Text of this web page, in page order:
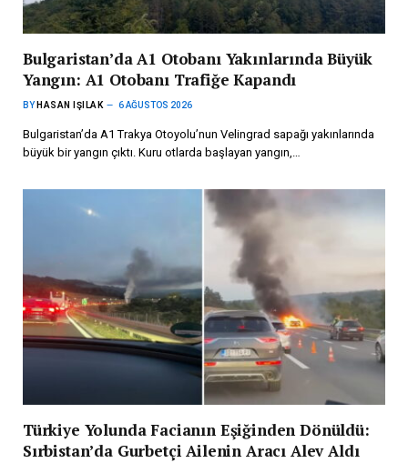
Bulgaristan’da A1 Otobanı Yakınlarında Büyük
Yangın: A1 Otobanı Trafiğe Kapandı
BY HASAN IŞILAK 6 AĞUSTOS 2026
Bulgaristan’da A1 Trakya Otoyolu’nun Velingrad sapağı yakınlarında
büyük bir yangın çıktı. Kuru otlarda başlayan yangın,…
Türkiye Yolunda Facianın Eşiğinden Dönüldü:
Sırbistan’da Gurbetçi Ailenin Aracı Alev Aldı